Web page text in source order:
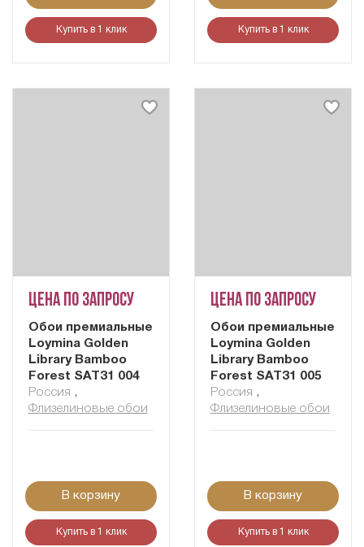
Купить в 1 клик Купить в 1 клик
Цена по запросу
Обои премиальные
Loymina Golden
Library Bamboo
Forest SAT31 004
Россия ,
Флизелиновые обои
В корзину
Купить в 1 клик
Цена по запросу
Обои премиальные
Loymina Golden
Library Bamboo
Forest SAT31 005
Россия ,
Флизелиновые обои
В корзину
Купить в 1 клик